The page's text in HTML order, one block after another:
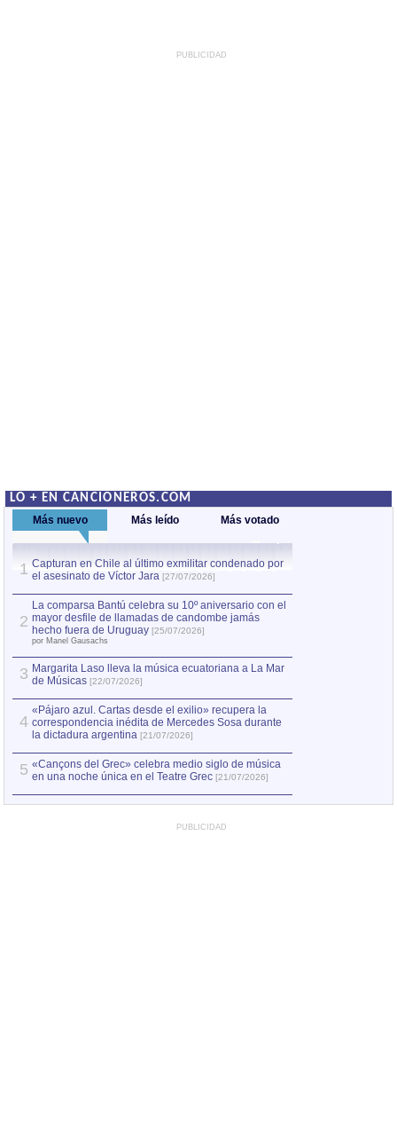
PUBLICIDAD
LO + EN CANCIONEROS.COM
Más nuevo Más leído Más votado
1 Capturan en Chile al último exmilitar condenado por
el asesinato de Víctor Jara [27/07/2026]
2
La comparsa Bantú celebra su 10º aniversario con el
mayor desfile de llamadas de candombe jamás
hecho fuera de Uruguay [25/07/2026]
por Manel Gausachs
3 Margarita Laso lleva la música ecuatoriana a La Mar
de Músicas [22/07/2026]
4
«Pájaro azul. Cartas desde el exilio» recupera la
correspondencia inédita de Mercedes Sosa durante
la dictadura argentina [21/07/2026]
5 «Cançons del Grec» celebra medio siglo de música
en una noche única en el Teatre Grec [21/07/2026]
PUBLICIDAD